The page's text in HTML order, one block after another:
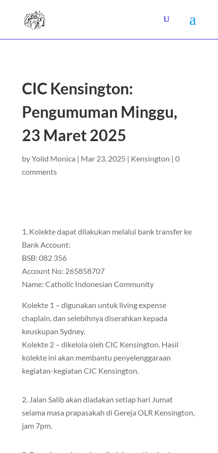
CIC Kensington:
Pengumuman Minggu,
23 Maret 2025
byYolid Monica | Mar 23, 2025 | Kensington | 0
comments
1. Kolekte dapat dilakukan melalui bank transfer ke
Bank Account:
BSB: 082 356
Account No: 265858707
Name: Catholic Indonesian Community
Kolekte 1 – digunakan untuk living expense
chaplain, dan selebihnya diserahkan kepada
keuskupan Sydney.
Kolekte 2 – dikelola oleh CIC Kensington. Hasil
kolekte ini akan membantu penyelenggaraan
kegiatan-kegiatan CIC Kensington.
2. Jalan Salib akan diadakan setiap hari Jumat
selama masa prapasakah di Gereja OLR Kensington,
jam 7pm.